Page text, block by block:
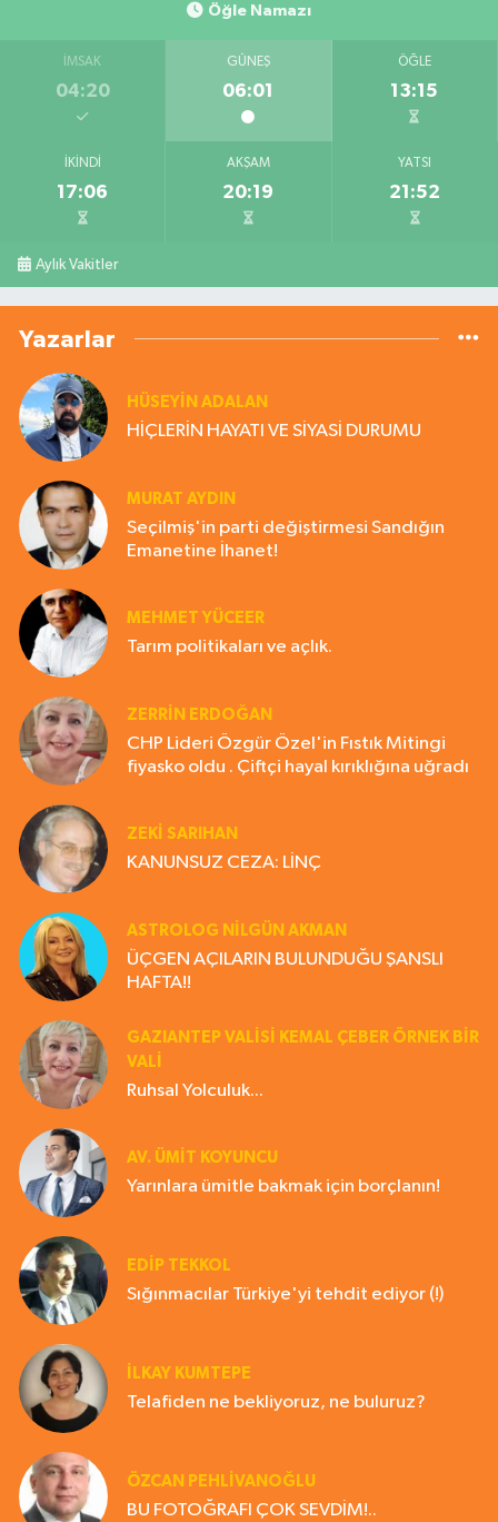
Öğle Namazı
İMSAK
04:20
GÜNEŞ
06:01
ÖĞLE
13:15
İKINDI
17:06
AKŞAM
20:19
YATSI
21:52
Aylık Vakitler
Yazarlar
HÜSEYIN ADALAN
HİÇLERİN HAYATI VE SİYASİ DURUMU
MURAT AYDIN
Seçilmiş'in parti değiştirmesi Sandığın
Emanetine İhanet!
MEHMET YÜCEER
Tarım politikaları ve açlık.
ZERRIN ERDOĞAN
CHP Lideri Özgür Özel'in Fıstık Mitingi
fiyasko oldu . Çiftçi hayal kırıklığına uğradı
ZEKI SARIHAN
KANUNSUZ CEZA: LİNÇ
ASTROLOG NILGÜN AKMAN
ÜÇGEN AÇILARIN BULUNDUĞU ŞANSLI
HAFTA!!
GAZIANTEP VALISI KEMAL ÇEBER ÖRNEK BİR
VALİ
Ruhsal Yolculuk...
AV. ÜMIT KOYUNCU
Yarınlara ümitle bakmak için borçlanın!
EDIP TEKKOL
Sığınmacılar Türkiye'yi tehdit ediyor (!)
İLKAY KUMTEPE
Telafiden ne bekliyoruz, ne buluruz?
ÖZCAN PEHLİVANOĞLU
BU FOTOĞRAFI ÇOK SEVDİM!..